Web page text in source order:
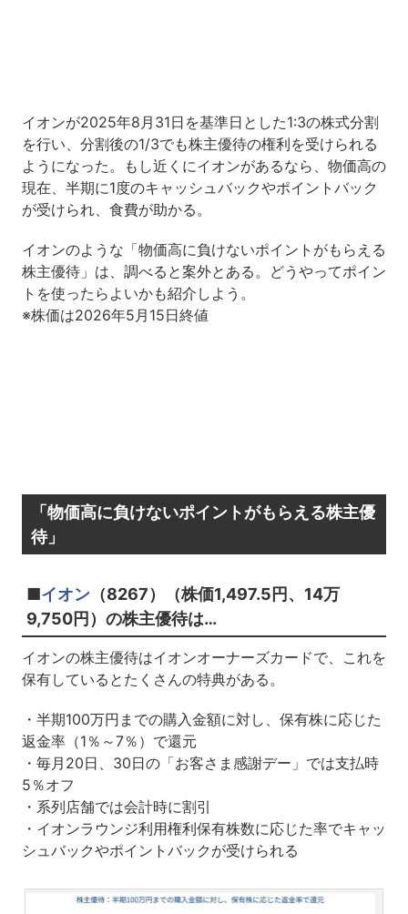
イオンが2025年8月31日を基準日とした1:3の株式分割
を行い、分割後の1/3でも株主優待の権利を受けられる
ようになった。もし近くにイオンがあるなら、物価高の
現在、半期に1度のキャッシュバックやポイントバック
が受けられ、食費が助かる。
イオンのような「物価高に負けないポイントがもらえる
株主優待」は、調べると案外とある。どうやってポイン
トを使ったらよいかも紹介しよう。
※株価は2026年5月15日終値
「物価高に負けないポイントがもらえる株主優
待」
■イオン（8267）（株価1,497.5円、14万
9,750円）の株主優待は…
イオンの株主優待はイオンオーナーズカードで、これを
保有しているとたくさんの特典がある。
・半期100万円までの購入金額に対し、保有株に応じた
返金率（1％～7％）で還元
・毎月20日、30日の「お客さま感謝デー」では支払時
5％オフ
・系列店舗では会計時に割引
・イオンラウンジ利用権利保有株数に応じた率でキャッ
シュバックやポイントバックが受けられる